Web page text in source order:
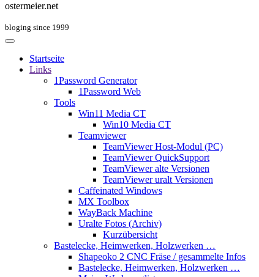
ostermeier.net
bloging since 1999
Startseite
Links
1Password Generator
1Password Web
Tools
Win11 Media CT
Win10 Media CT
Teamviewer
TeamViewer Host-Modul (PC)
TeamViewer QuickSupport
TeamViewer alte Versionen
TeamViewer uralt Versionen
Caffeinated Windows
MX Toolbox
WayBack Machine
Uralte Fotos (Archiv)
Kurzübersicht
Bastelecke, Heimwerken, Holzwerken …
Shapeoko 2 CNC Fräse / gesammelte Infos
Bastelecke, Heimwerken, Holzwerken …